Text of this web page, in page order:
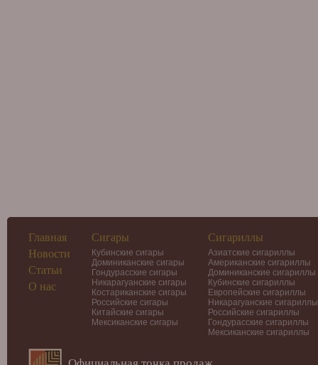
Главная
Новости
Статьи
О нас
Сигары
Кубинские сигары
Доминиканские сигары
Гондурасские сигары
Никарагуанские сигары
Костариканские сигары
Российские сигары
Китайские сигары
Мексиканские сигары
Сигариллы
Азиатские сигариллы
Американские сигариллы
Доминиканские сигариллы
Кубинские сигариллы
Европейские сигариллы
Никарагуанские сигариллы
Российские сигариллы
Гондурасские сигариллы
Мексиканские сигариллы